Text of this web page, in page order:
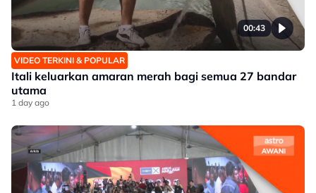
00:43
VIDEO TERKINI & POPULAR
Itali keluarkan amaran merah bagi semua 27 bandar
utama
1 day ago